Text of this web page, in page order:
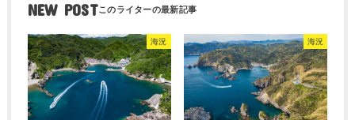
NEW POST
海況 海況